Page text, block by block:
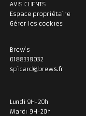
AVIS CLIENTS
Espace propriétaire
Gérer les cookies
Brew's
0188338032
spicard@brews.fr
Lundi 9H-20h
Mardi 9H-20h